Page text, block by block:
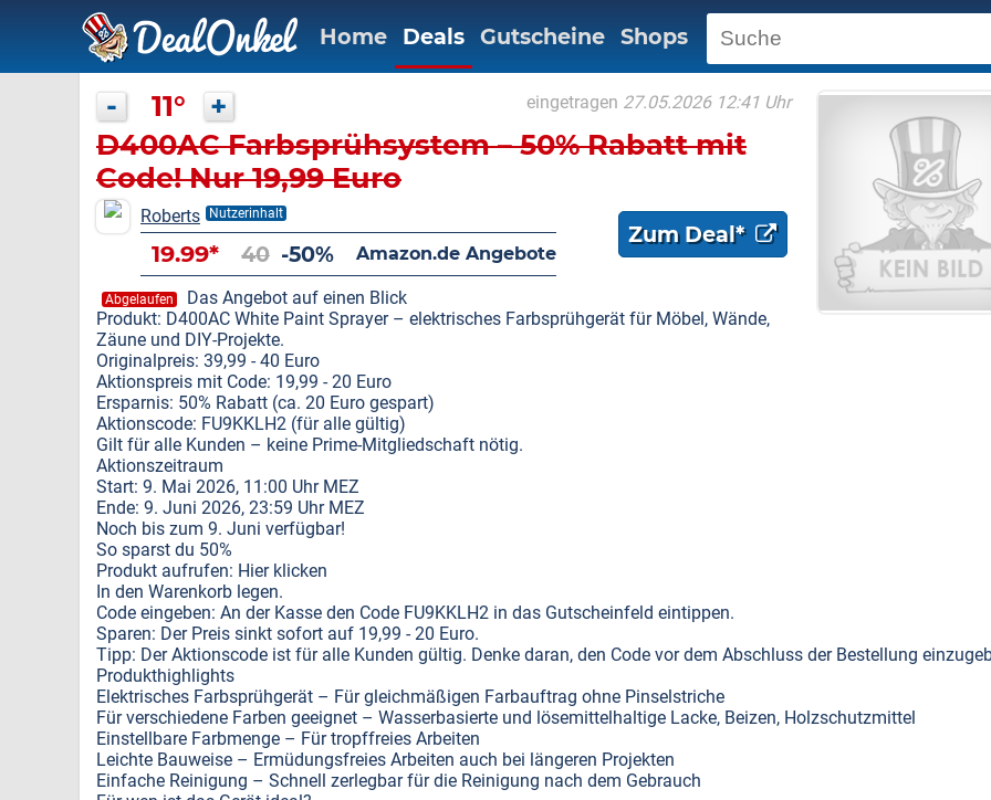
Home Deals Gutscheine Shops
- 11° + eingetragen 27.05.2026 12:41 Uhr
D400AC Farbsprühsystem – 50% Rabatt mit
Code! Nur 19,99 Euro
Roberts Nutzerinhalt
Zum Deal*
19.99* 40 -50% Amazon.de Angebote
Abgelaufen
Das Angebot auf einen Blick
Produkt: D400AC White Paint Sprayer – elektrisches Farbsprühgerät für Möbel, Wände,
Zäune und DIY-Projekte.
Originalpreis: 39,99 - 40 Euro
Aktionspreis mit Code: 19,99 - 20 Euro
Ersparnis: 50% Rabatt (ca. 20 Euro gespart)
Aktionscode: FU9KKLH2 (für alle gültig)
Gilt für alle Kunden – keine Prime-Mitgliedschaft nötig.
Aktionszeitraum
Start: 9. Mai 2026, 11:00 Uhr MEZ
Ende: 9. Juni 2026, 23:59 Uhr MEZ
Noch bis zum 9. Juni verfügbar!
So sparst du 50%
Produkt aufrufen: Hier klicken
In den Warenkorb legen.
Code eingeben: An der Kasse den Code FU9KKLH2 in das Gutscheinfeld eintippen.
Sparen: Der Preis sinkt sofort auf 19,99 - 20 Euro.
Tipp: Der Aktionscode ist für alle Kunden gültig. Denke daran, den Code vor dem Abschluss der Bestellung
Produkthighlights
Elektrisches Farbsprühgerät – Für gleichmäßigen Farbauftrag ohne Pinselstriche
Für verschiedene Farben geeignet – Wasserbasierte und lösemittelhaltige Lacke, Beizen, Holzschutzmittel
Einstellbare Farbmenge – Für tropffreies Arbeiten
Leichte Bauweise – Ermüdungsfreies Arbeiten auch bei längeren Projekten
Einfache Reinigung – Schnell zerlegbar für die Reinigung nach dem Gebrauch